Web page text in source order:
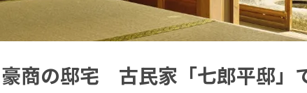
商の邸宅 古民家「七郎平邸」